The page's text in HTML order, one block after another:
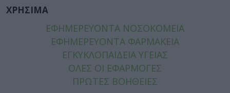
ΧΡΗΣΙΜΑ
ΕΦΗΜΕΡΕΥΟΝΤΑ ΝΟΣΟΚΟΜΕΙΑ
ΕΦΗΜΕΡΕΥΟΝΤΑ ΦΑΡΜΑΚΕΙΑ
ΕΓΚΥΚΛΟΠΑΙΔΕΙΑ ΥΓΕΙΑΣ
ΟΛΕΣ ΟΙ ΕΦΑΡΜΟΓΕΣ
ΠΡΩΤΕΣ ΒΟΗΘΕΙΕΣ